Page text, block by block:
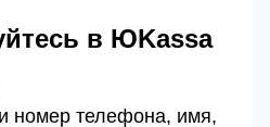
в ЮKassa
номер телефона, имя,